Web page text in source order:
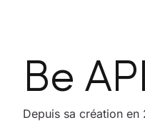
Be API
Depuis sa création